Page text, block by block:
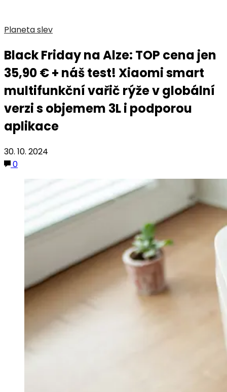
Planeta slev
Black Friday na Alze: TOP cena jen
35,90 € + náš test! Xiaomi smart
multifunkční vařič rýže v globální
verzi s objemem 3L i podporou
aplikace
30. 10. 2024
0